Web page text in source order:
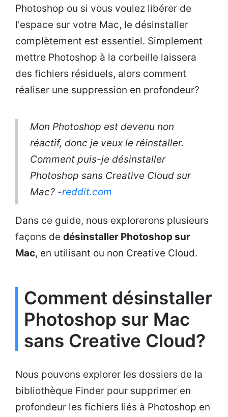
Photoshop ou si vous voulez libérer de
l'espace sur votre Mac, le désinstaller
complètement est essentiel. Simplement
mettre Photoshop à la corbeille laissera
des fichiers résiduels, alors comment
réaliser une suppression en profondeur?
Mon Photoshop est devenu non
réactif, donc je veux le réinstaller.
Comment puis-je désinstaller
Photoshop sans Creative Cloud sur
Mac? -reddit.com
Dans ce guide, nous explorerons plusieurs
façons de désinstaller Photoshop sur
Mac, en utilisant ou non Creative Cloud.
Comment désinstaller
Photoshop sur Mac
sans Creative Cloud?
Nous pouvons explorer les dossiers de la
bibliothèque Finder pour supprimer en
profondeur les fichiers liés à Photoshop en